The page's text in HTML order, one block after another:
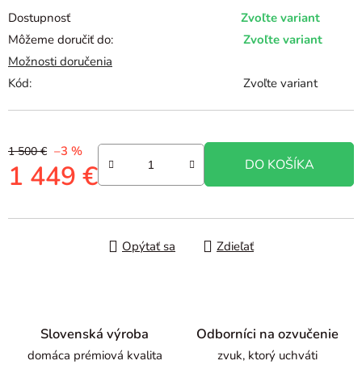
Dostupnosť
Zvoľte variant
Môžeme doručiť do:
Zvoľte variant
Možnosti doručenia
Kód:
Zvoľte variant
1 500 € –3 %
1 449 € DO KOŠÍKA
Opýtať sa Zdieľať
Slovenská výroba
domáca prémiová kvalita
Odborníci na ozvučenie
zvuk, ktorý uchváti